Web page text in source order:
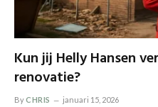
Kun jij Helly Hansen
renovatie?
ByCHRIS januari 15, 2026